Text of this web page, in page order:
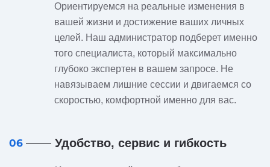
Ориентируемся на реальные изменения в
вашей жизни и достижение ваших личных
целей. Наш администратор подберет именно
того специалиста, который максимально
глубоко экспертен в вашем запросе. Не
навязываем лишние сессии и двигаемся со
скоростью, комфортной именно для вас.
06 Удобство, сервис и гибкость